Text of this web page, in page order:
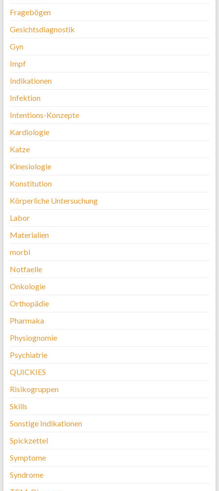
Fragebögen
Gesichtsdiagnostik
Gyn
Impf
Indikationen
Infektion
Intentions-Konzepte
Kardiologie
Katze
Kinesiologie
Konstitution
Körperliche Untersuchung
Labor
Materialien
morbi
Notfaelle
Onkologie
Orthopädie
Pharmaka
Physiognomie
Psychiatrie
QUICKIES
Risikogruppen
Skills
Sonstige Indikationen
Spickzettel
Symptome
Syndrome